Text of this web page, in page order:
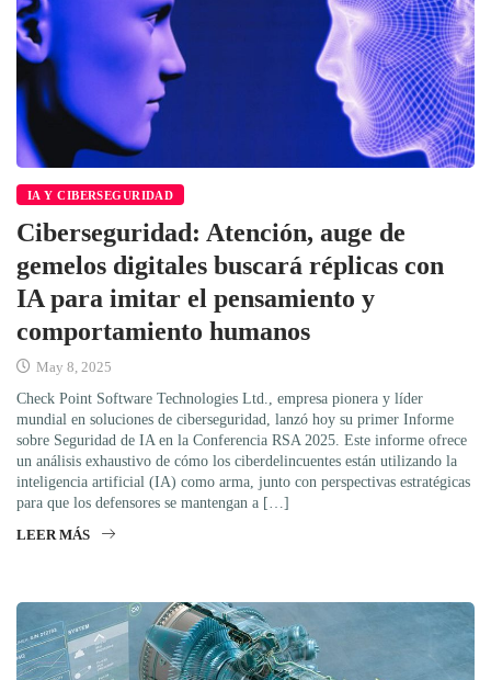
IA Y CIBERSEGURIDAD
Ciberseguridad: Atención, auge de
gemelos digitales buscará réplicas con
IA para imitar el pensamiento y
comportamiento humanos
May 8, 2025
Check Point Software Technologies Ltd., empresa pionera y líder
mundial en soluciones de ciberseguridad, lanzó hoy su primer Informe
sobre Seguridad de IA en la Conferencia RSA 2025. Este informe ofrece
un análisis exhaustivo de cómo los ciberdelincuentes están utilizando la
inteligencia artificial (IA) como arma, junto con perspectivas estratégicas
para que los defensores se mantengan a […]
LEER MÁS